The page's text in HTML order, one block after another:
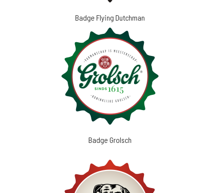
Badge Flying Dutchman
Badge Grolsch